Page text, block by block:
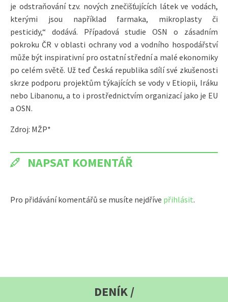
je odstraňování tzv. nových znečišťujících látek ve vodách,
kterými jsou například farmaka, mikroplasty či
pesticidy,“ dodává. Případová studie OSN o zásadním
pokroku ČR v oblasti ochrany vod a vodního hospodářství
může být inspirativní pro ostatní střední a malé ekonomiky
po celém světě. Už teď Česká republika sdílí své zkušenosti
skrze podporu projektům týkajících se vody v Etiopii, Iráku
nebo Libanonu, a to i prostřednictvím organizací jako je EU
a OSN.
Zdroj: MŽP*
NAPSAT KOMENTÁŘ
Pro přidávání komentářů se musíte nejdříve přihlásit.
DENÍK /